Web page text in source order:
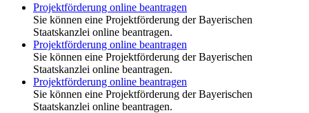
Projektförderung online beantragen
Sie können eine Projektförderung der Bayerischen
Staatskanzlei online beantragen.
Projektförderung online beantragen
Sie können eine Projektförderung der Bayerischen
Staatskanzlei online beantragen.
Projektförderung online beantragen
Sie können eine Projektförderung der Bayerischen
Staatskanzlei online beantragen.